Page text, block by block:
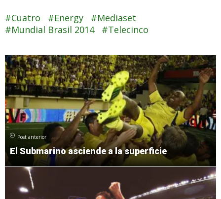
Cuatro Energy
Mediaset
Mundial Brasil 2014
Telecinco
Post anterior
El Submarino asciende a la superficie